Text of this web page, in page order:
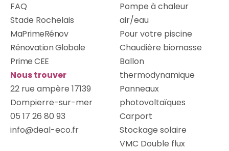
FAQ
Stade Rochelais
MaPrimeRénov
Rénovation Globale
Prime CEE
Nous trouver
22 rue ampère 17139
Dompierre-sur-mer
05 17 26 80 93
info@deal-eco.fr
Pompe à chaleur
air/eau
Pour votre piscine
Chaudière biomasse
Ballon
thermodynamique
Panneaux
photovoltaïques
Carport
Stockage solaire
VMC Double flux